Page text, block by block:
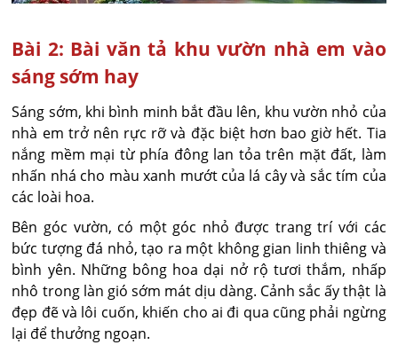
Bài 2: Bài văn tả khu vườn nhà em vào
sáng sớm hay
Sáng sớm, khi bình minh bắt đầu lên, khu vườn nhỏ của
nhà em trở nên rực rỡ và đặc biệt hơn bao giờ hết. Tia
nắng mềm mại từ phía đông lan tỏa trên mặt đất, làm
nhấn nhá cho màu xanh mướt của lá cây và sắc tím của
các loài hoa.
Bên góc vườn, có một góc nhỏ được trang trí với các
bức tượng đá nhỏ, tạo ra một không gian linh thiêng và
bình yên. Những bông hoa dại nở rộ tươi thắm, nhấp
nhô trong làn gió sớm mát dịu dàng. Cảnh sắc ấy thật là
đẹp đẽ và lôi cuốn, khiến cho ai đi qua cũng phải ngừng
lại để thưởng ngoạn.